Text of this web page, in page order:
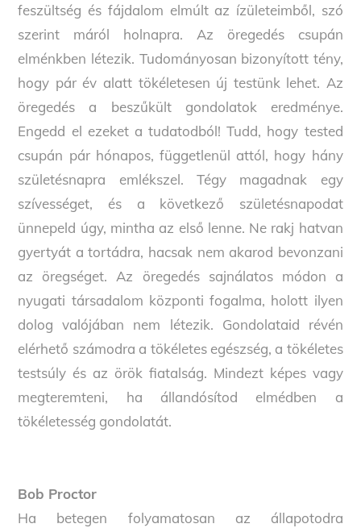
feszültség és fájdalom elmúlt az ízületeimből, szó
szerint máról holnapra. Az öregedés csupán
elménkben létezik. Tudományosan bizonyított tény,
hogy pár év alatt tökéletesen új testünk lehet. Az
öregedés a beszűkült gondolatok eredménye.
Engedd el ezeket a tudatodból! Tudd, hogy tested
csupán pár hónapos, függetlenül attól, hogy hány
születésnapra emlékszel. Tégy magadnak egy
szívességet, és a következő születésnapodat
ünnepeld úgy, mintha az első lenne. Ne rakj hatvan
gyertyát a tortádra, hacsak nem akarod bevonzani
az öregséget. Az öregedés sajnálatos módon a
nyugati társadalom központi fogalma, holott ilyen
dolog valójában nem létezik. Gondolataid révén
elérhető számodra a tökéletes egészség, a tökéletes
testsúly és az örök fiatalság. Mindezt képes vagy
megteremteni, ha állandósítod elmédben a
tökéletesség gondolatát.
Bob Proctor
Ha betegen folyamatosan az állapotodra